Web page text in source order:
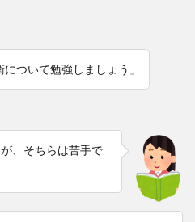
について勉強しましょう」
、そちらは苦手で